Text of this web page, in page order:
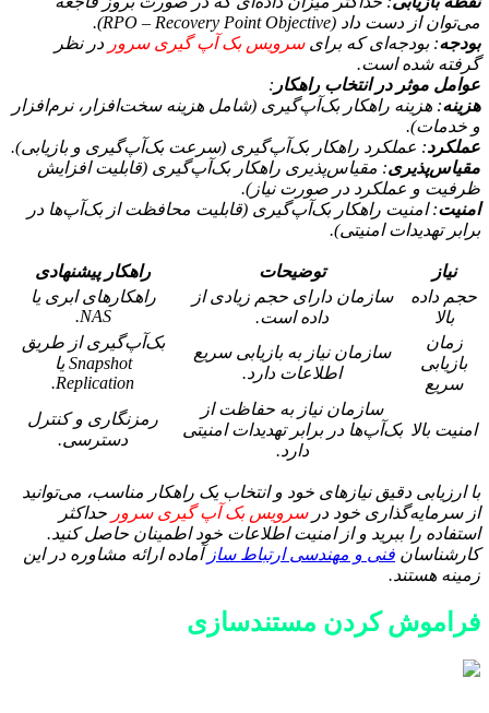
می‌توان از دست داد (RPO – Recovery Point Objective).
بودجه: بودجه‌ای که برایسرویس بک آپ گیری سرور در نظر
گرفته شده است.
عوامل موثر در انتخاب راهکار :
هزینه: هزینه راهکار بک‌آپ‌گیری (شامل هزینه سخت‌افزار، نرم‌افزار
و خدمات).
عملکرد: عملکرد راهکار بک‌آپ‌گیری (سرعت بک‌آپ‌گیری و بازیابی).
مقیاس‌پذیری: مقیاس‌پذیری راهکار بک‌آپ‌گیری (قابلیت افزایش
ظرفیت و عملکرد در صورت نیاز).
امنیت: امنیت راهکار بک‌آپ‌گیری (قابلیت محافظت از بک‌آپ‌ها در
برابر تهدیدات امنیتی).
نیاز توضیحات
راهکار پیشنهادی
حجم داده
بالا
سازمان دارای حجم زیادی از
داده است.
راهکارهای ابری یا
NAS.
زمان
بازیابی
سریع
سازمان نیاز به بازیابی سریع
اطلاعات دارد.
بک‌آپ‌گیری از طریق
Snapshot یا
Replication.
امنیت بالا
سازمان نیاز به حفاظت از
بک‌آپ‌ها در برابر تهدیدات امنیتی
دارد.
رمزنگاری و کنترل
دسترسی.
با ارزیابی دقیق نیازهای خود و انتخاب یک راهکار مناسب، می‌توانید
از سرمایه‌گذاری خود درسرویس بک آپ گیری سرور حداکثر
استفاده را ببرید و از امنیت اطلاعات خود اطمینان حاصل کنید.
کارشناسان فنی و مهندسی ارتباط ساز آماده ارائه مشاوره در این
زمینه هستند.
فراموش کردن مستندسازی